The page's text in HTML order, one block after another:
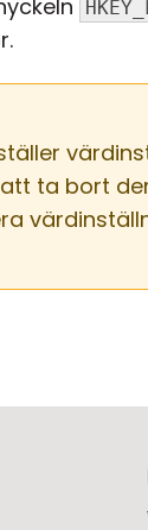
ta bort